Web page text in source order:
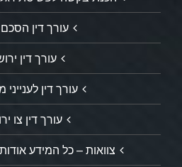
עורך דין
עורך דין
עורך דין
עורך דין צו
צוואות – כל המידע